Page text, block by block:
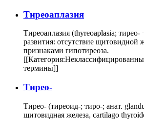
Тиреоаплазия
Тиреоаплазия (thyreoaplasia; тирео-
развития: отсутствие щитовидной
признаками гипотиреоза.
термины]]
Тирео-
Тирео- (тиреоид-; тиро-; анат.
щитовидная железа, cartilago